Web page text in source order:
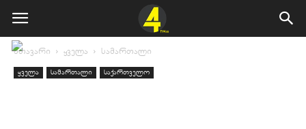
მთავარი ყველა სამართალი
ყველა სამართალი საქართველო